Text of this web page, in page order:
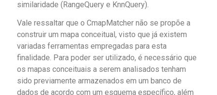
similaridade (RangeQuery e KnnQuery).
Vale ressaltar que o CmapMatcher não se propõe a
construir um mapa conceitual, visto que já existem
variadas ferramentas empregadas para esta
finalidade. Para poder ser utilizado, é necessário que
os mapas conceituais a serem analisados tenham
sido previamente armazenados em um banco de
dados de acordo com um esquema específico, além